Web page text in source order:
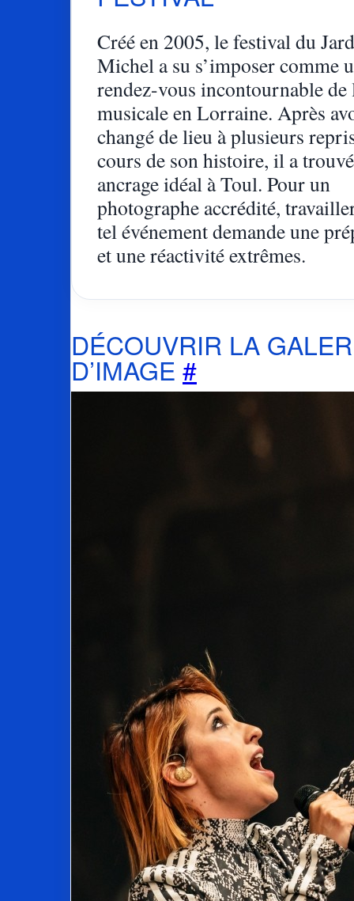
Créé en 2005, le festival du
Michel a su s’imposer comme
rendez-vous incontournable de
musicale en Lorraine. Après
changé de lieu à plusieurs
cours de son histoire, il a
ancrage idéal à Toul. Pour un
photographe accrédité,
tel événement demande une
et une réactivité extrêmes.
DÉCOUVRIR LA
D’IMAGE #